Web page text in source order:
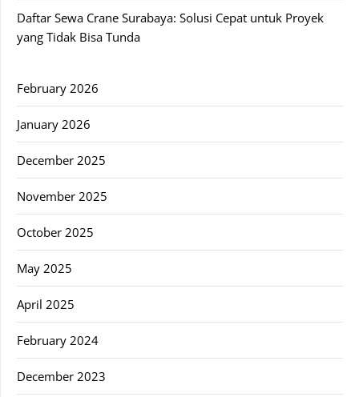
Daftar Sewa Crane Surabaya: Solusi Cepat untuk Proyek
yang Tidak Bisa Tunda
February 2026
January 2026
December 2025
November 2025
October 2025
May 2025
April 2025
February 2024
December 2023